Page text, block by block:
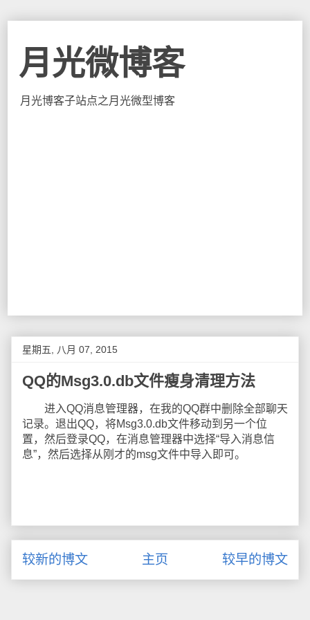
月光微博客
月光博客子站点之月光微型博客
星期五, 八月 07, 2015
QQ的Msg3.0.db文件瘦身清理方法
进入QQ消息管理器，在我的QQ群中删除全部聊天
记录。退出QQ，将Msg3.0.db文件移动到另一个位
置，然后登录QQ，在消息管理器中选择“导入消息信
息”，然后选择从刚才的msg文件中导入即可。
较新的博文 较早的博文
主页